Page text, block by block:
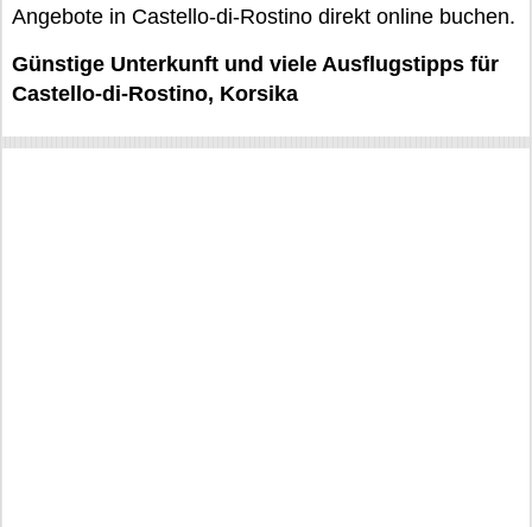
Angebote in Castello-di-Rostino direkt online buchen.
Günstige Unterkunft und viele Ausflugstipps für
Castello-di-Rostino, Korsika